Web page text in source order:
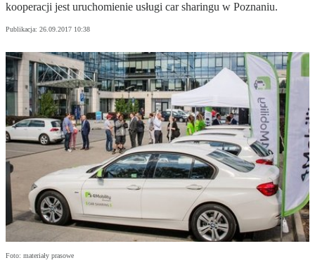
kooperacji jest uruchomienie usługi car sharingu w Poznaniu.
Publikacja: 26.09.2017 10:38
Foto: materiały prasowe